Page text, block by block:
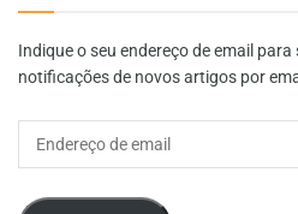
Indique o seu endereço de email
notificações de novos artigos por